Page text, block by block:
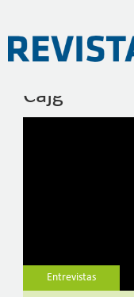
Pasar
contenido
Entrevista
Cajg
Entrevistas